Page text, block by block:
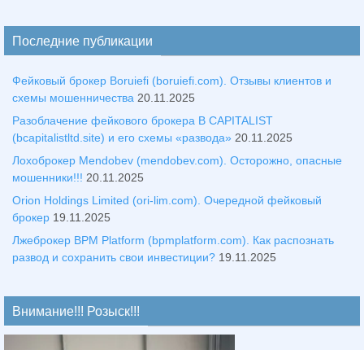
Последние публикации
Фейковый брокер Boruiefi (boruiefi.com). Отзывы клиентов и
схемы мошенничества 20.11.2025
Разоблачение фейкового брокера B CAPITALIST
(bcapitalistltd.site) и его схемы «развода» 20.11.2025
Лохоброкер Mendobev (mendobev.com). Осторожно, опасные
мошенники!!! 20.11.2025
Orion Holdings Limited (ori-lim.com). Очередной фейковый
брокер 19.11.2025
Лжеброкер BPM Platform (bpmplatform.com). Как распознать
развод и сохранить свои инвестиции? 19.11.2025
Внимание!!! Розыск!!!